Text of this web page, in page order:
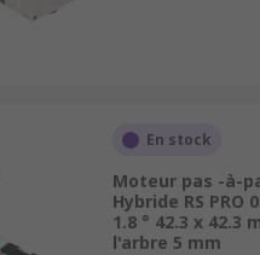
En stock
Moteur pas -à-
Hybride RS PRO
1.8 ° 42.3 x 42.3
l'arbre 5 mm